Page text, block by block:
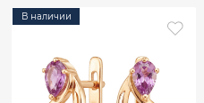
В наличии